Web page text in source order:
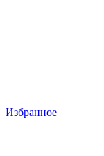
Избранное